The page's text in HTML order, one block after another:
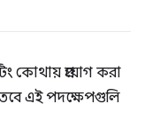
কোথায় প্রয়োগ করা
এই পদক্ষেপগুলি